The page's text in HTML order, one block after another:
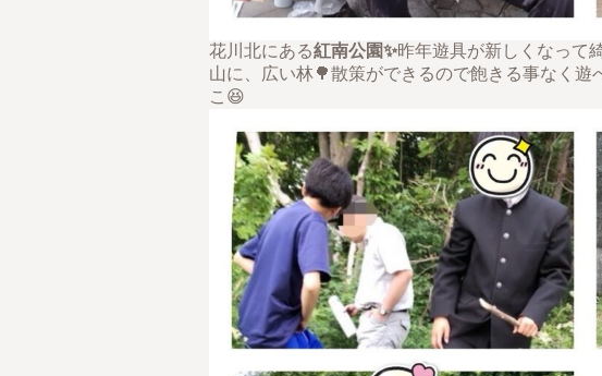
花川北にある紅南公園✨昨年遊具が新しくなって
山に、広い林🌳散策ができるので飽きる事なく
こ😆